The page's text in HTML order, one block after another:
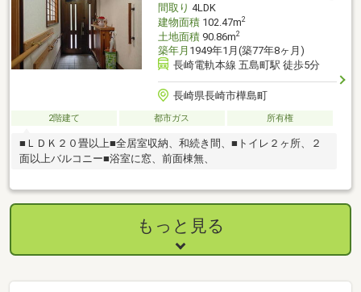
間取り 4LDK
建物面積102.47m2
土地面積90.86m2
築年月 1949年1月(築77年8ヶ月)
長崎電軌本線 五島町駅 徒歩5分
長崎県長崎市樺島町
2階建て 都市ガス 所有権
■ＬＤＫ２０畳以上■全居室収納、和続き間、■トイレ２ヶ所、２
面以上バルコニー■浴室に窓、前面棟無、
もっと見る